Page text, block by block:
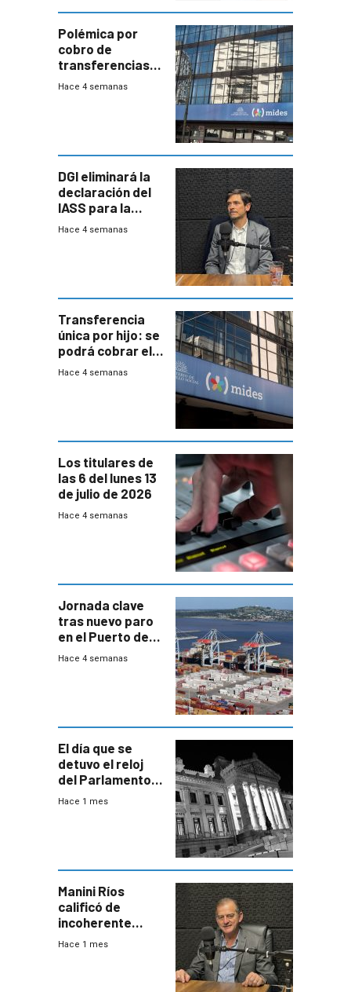
Polémica por
cobro de
transferencias
del Mides en
Hace 4 semanas
DGI eliminará la
declaración del
IASS para la
mayoría de los
Hace 4 semanas
Transferencia
única por hijo: se
podrá cobrar el
100% en efectivo
Hace 4 semanas
Los titulares de
las 6 del lunes 13
de julio de 2026
Hace 4 semanas
Jornada clave
tras nuevo paro
en el Puerto de
Montevideo
Hace 4 semanas
El día que se
detuvo el reloj
del Parlamento
para negociar
Hace 1 mes
Manini Ríos
calificó de
incoherente
decisión de
Hace 1 mes